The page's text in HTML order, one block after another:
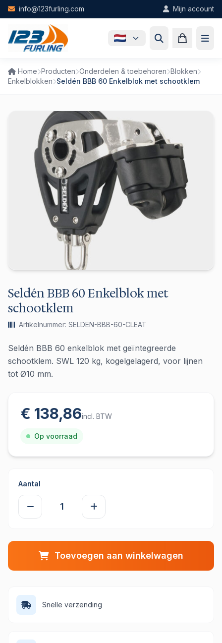
Skip to main content
info@123furling.com Mijn account
Home Producten Onderdelen & toebehoren Blokken
Enkelblokken Seldén BBB 60 Enkelblok met schootklem
Seldén BBB 60 Enkelblok met
schootklem
Artikelnummer: SELDEN-BBB-60-CLEAT
Seldén BBB 60 enkelblok met geïntegreerde
schootklem. SWL 120 kg, kogelgelagerd, voor lijnen
tot Ø10 mm.
€ 138,86incl. BTW
Op voorraad
Aantal
Toevoegen aan winkelwagen
Snelle verzending